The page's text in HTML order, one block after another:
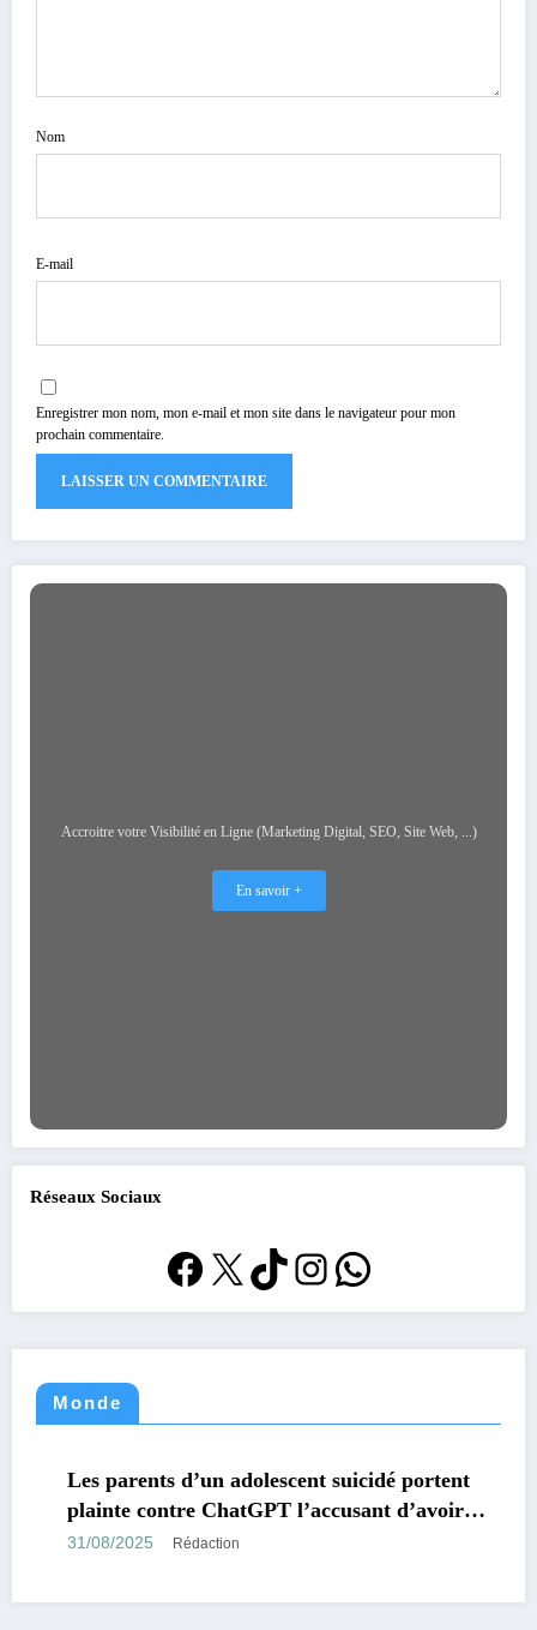
Nom
E-mail
Enregistrer mon nom, mon e-mail et mon site dans le navigateur pour mon
prochain commentaire.
Accroitre votre Visibilité en Ligne (Marketing Digital, SEO, Site Web, ...)
En savoir +
Réseaux Sociaux
Facebook
X TikTok
Instagram
WhatsApp
Monde
MONDE TECHNOLOGIE
Les parents d’un adolescent suicidé portent
plainte contre ChatGPT l’accusant d’avoir
encouragé son suicide.
31/08/2025 Rédaction